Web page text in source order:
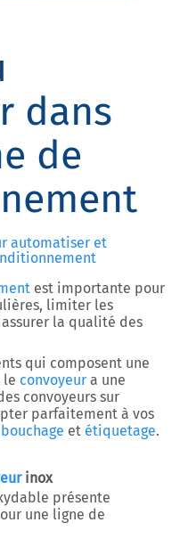
dans
de
automatiser et
est importante pour
limiter les
la qualité des
qui composent une
le convoyeur a une
convoyeurs sur
parfaitement à vos
bouchage et étiquetage.
inox
présente
une ligne de